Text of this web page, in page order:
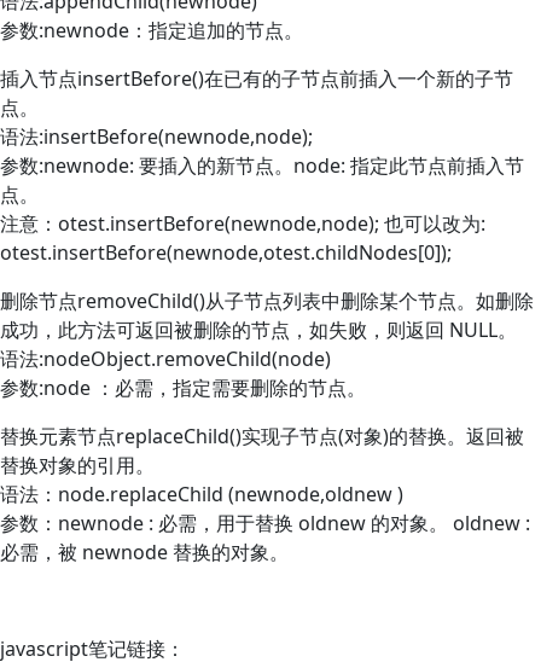
参数:newnode：指定追加的节点。
插入节点insertBefore()在已有的子节点前插入一个新的子节
点。
语法:insertBefore(newnode,node);
参数:newnode: 要插入的新节点。node: 指定此节点前插入节
点。
注意：otest.insertBefore(newnode,node); 也可以改为:
otest.insertBefore(newnode,otest.childNodes[0]);
删除节点removeChild()从子节点列表中删除某个节点。如删除
成功，此方法可返回被删除的节点，如失败，则返回 NULL。
语法:nodeObject.removeChild(node)
参数:node ：必需，指定需要删除的节点。
替换元素节点replaceChild()实现子节点(对象)的替换。返回被
替换对象的引用。
语法：node.replaceChild (newnode,oldnew )
参数：newnode : 必需，用于替换 oldnew 的对象。 oldnew :
必需，被 newnode 替换的对象。
javascript笔记链接：